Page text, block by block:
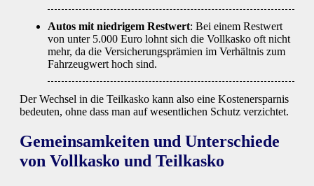
Autos mit niedrigem Restwert: Bei einem Restwert
von unter 5.000 Euro lohnt sich die Vollkasko oft nicht
mehr, da die Versicherungsprämien im Verhältnis zum
Fahrzeugwert hoch sind.
Der Wechsel in die Teilkasko kann also eine Kostenersparnis
bedeuten, ohne dass man auf wesentlichen Schutz verzichtet.
Gemeinsamkeiten und Unterschiede
von Vollkasko und Teilkasko